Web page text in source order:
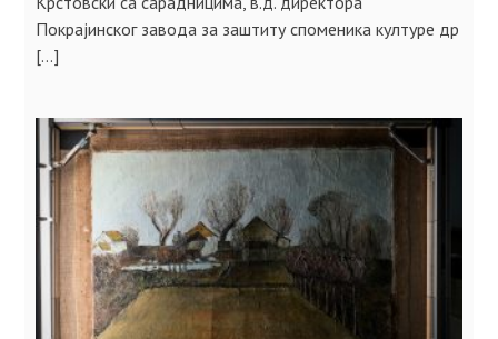
Покрајинског завода за заштиту споменика културе др
[…]